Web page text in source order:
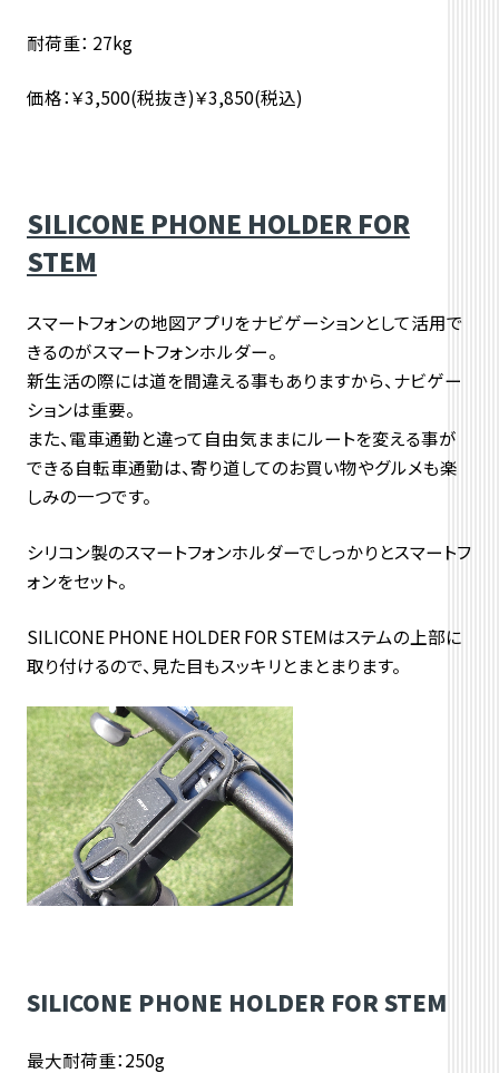
耐荷重： 27kg
価格：￥3,500(税抜き)￥3,850(税込)
SILICONE PHONE HOLDER FOR
STEM
スマートフォンの地図アプリをナビゲーションとして活用で
きるのがスマートフォンホルダー。
新生活の際には道を間違える事もありますから、ナビゲー
ションは重要。
また、電車通勤と違って自由気ままにルートを変える事が
できる自転車通勤は、寄り道してのお買い物やグルメも楽
しみの一つです。
シリコン製のスマートフォンホルダーでしっかりとスマートフ
ォンをセット。
SILICONE PHONE HOLDER FOR STEMはステムの上部に
取り付けるので、見た目もスッキリとまとまります。
SILICONE PHONE HOLDER FOR STEM
最大耐荷重：250g